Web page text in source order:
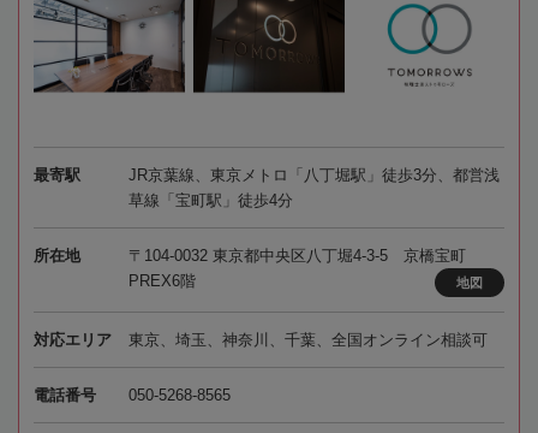
最寄駅
JR京葉線、東京メトロ「八丁堀駅」徒歩3分、都営浅
草線「宝町駅」徒歩4分
所在地
〒104-0032 東京都中央区八丁堀4-3-5 京橋宝町
PREX6階
地図
対応エリア 東京、埼玉、神奈川、千葉、全国オンライン相談可
電話番号 050-5268-8565